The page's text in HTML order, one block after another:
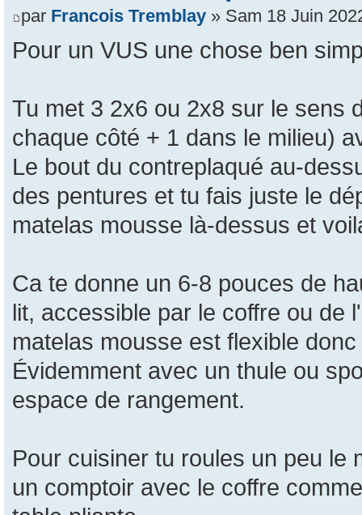
par Francois Tremblay » Sam 18 Juin
Pour un VUS une chose ben
Tu met 3 2x6 ou 2x8 sur le sens
chaque côté + 1 dans le milieu)
Le bout du contreplaqué au-
des pentures et tu fais juste le
matelas mousse là-dessus et
Ca te donne un 6-8 pouces de
lit, accessible par le coffre ou de
matelas mousse est flexible
Évidemment avec un thule ou
espace de rangement.
Pour cuisiner tu roules un peu le
un comptoir avec le coffre